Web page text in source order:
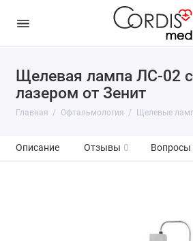
Щелевая лампа ЛС-02 с
лазером от Зенит
Главная Офтальмология Щелевые
Описание Отзывы 0 Вопросы